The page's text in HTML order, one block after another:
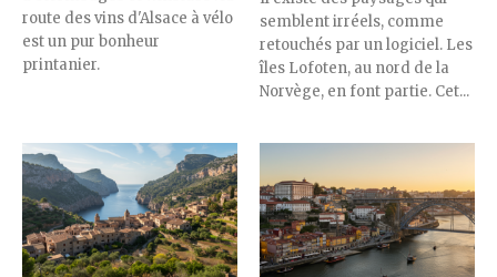
route des vins d'Alsace à vélo
est un pur bonheur
printanier.
semblent irréels, comme
retouchés par un logiciel. Les
îles Lofoten, au nord de la
Norvège, en font partie. Cet...